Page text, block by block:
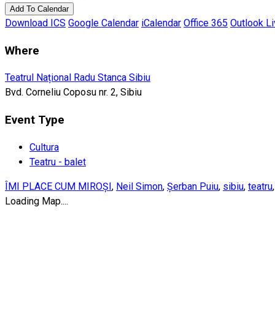
Add To Calendar
Download ICS Google Calendar iCalendar Office 365 Outlook
Where
Teatrul Național Radu Stanca Sibiu
Bvd. Corneliu Coposu nr. 2, Sibiu
Event Type
Cultura
Teatru - balet
ÎMI PLACE CUM MIROŞI, Neil Simon, Şerban Puiu, sibiu, teatru
Loading Map....